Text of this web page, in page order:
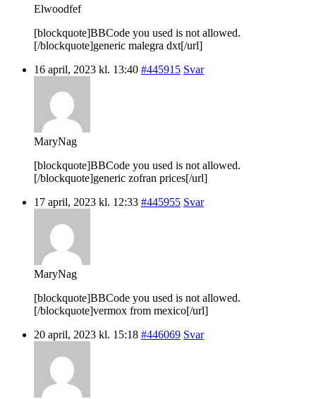
Elwoodfef
[blockquote]BBCode you used is not allowed.
[/blockquote]generic malegra dxt[/url]
16 april, 2023 kl. 13:40 #445915 Svar
MaryNag
[blockquote]BBCode you used is not allowed.
[/blockquote]generic zofran prices[/url]
17 april, 2023 kl. 12:33 #445955 Svar
MaryNag
[blockquote]BBCode you used is not allowed.
[/blockquote]vermox from mexico[/url]
20 april, 2023 kl. 15:18 #446069 Svar